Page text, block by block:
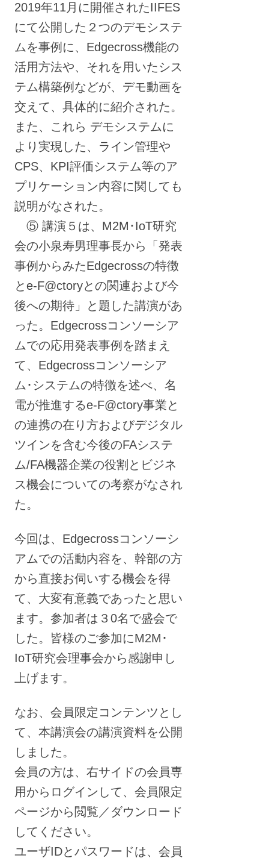
2019年11月に開催されたIIFES
にて公開した２つのデモシステ
ムを事例に、Edgecross機能の
活用方法や、それを用いたシス
テム構築例などが、デモ動画を
交えて、具体的に紹介された。
また、これら デモシステムに
より実現した、ライン管理や
CPS、KPI評価システム等のア
プリケーション内容に関しても
説明がなされた。
⑤ 講演５は、M2M･IoT研究
会の小泉寿男理事長から「発表
事例からみたEdgecrossの特徴
とe-F@ctoryとの関連および今
後への期待」と題した講演があ
った。Edgecrossコンソーシア
ムでの応用発表事例を踏まえ
て、Edgecrossコンソーシア
ム･システムの特徴を述べ、名
電が推進するe-F@ctory事業と
の連携の在り方およびデジタル
ツインを含む今後のFAシステ
ム/FA機器企業の役割とビジネ
ス機会についての考察がなされ
た。
今回は、Edgecrossコンソーシ
アムでの活動内容を、幹部の方
から直接お伺いする機会を得
て、大変有意義であったと思い
ます。参加者は３0名で盛会で
した。皆様のご参加にM2M･
IoT研究会理事会から感謝申し
上げます。
なお、会員限定コンテンツとし
て、本講演会の講演資料を公開
しました。
会員の方は、右サイドの会員専
用からログインして、会員限定
ページから閲覧／ダウンロード
してください。
ユーザIDとパスワードは、会員